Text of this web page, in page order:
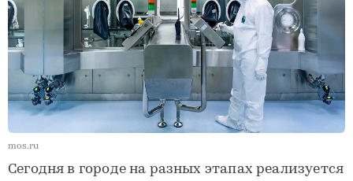
mos.ru
Сегодня в городе на разных этапах реализуется